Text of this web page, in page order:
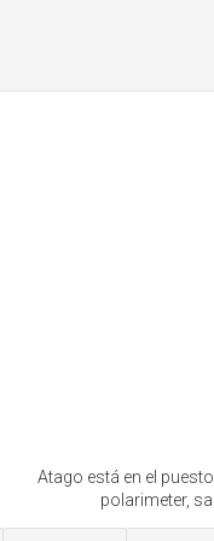
Atago está en el
polarimeter,